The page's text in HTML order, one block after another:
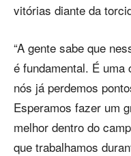
vitórias diante da
“A gente sabe que
é fundamental. É
nós já perdemos
Esperamos fazer um
melhor dentro do
que trabalhamos